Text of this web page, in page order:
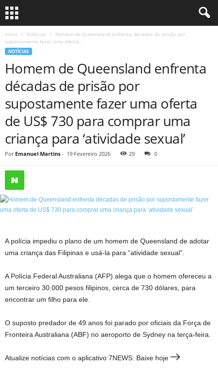
Início Notícias
Homem de Queensland enfrenta décadas de prisão por
supostamente fazer uma oferta...
NOTÍCIAS
Homem de Queensland enfrenta
décadas de prisão por
supostamente fazer uma oferta
de US$ 730 para comprar uma
criança para ‘atividade sexual’
Por Emanuel Martins - 19 Fevereiro 2026 29 0
A polícia impediu o plano de um homem de Queensland de adotar
uma criança das Filipinas e usá-la para “atividade sexual”.
A Polícia Federal Australiana (AFP) alega que o homem ofereceu a
um terceiro 30.000 pesos filipinos, cerca de 730 dólares, para
encontrar um filho para ele.
O suposto predador de 49 anos foi parado por oficiais da Força de
Fronteira Australiana (ABF) no aeroporto de Sydney na terça-feira.
Atualize notícias com o aplicativo 7NEWS: Baixe hoje